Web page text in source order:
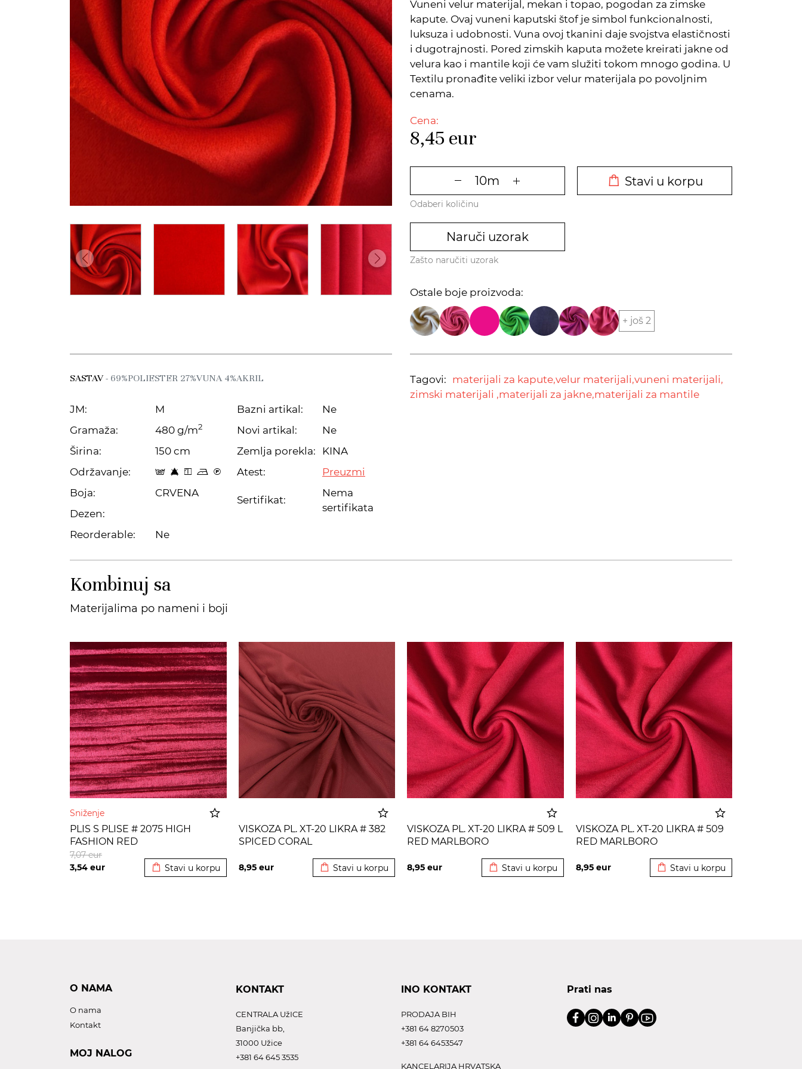
Vuneni velur materijal, mekan i topao, pogodan za zimske
kapute. Ovaj vuneni kaputski štof je simbol funkcionalnosti,
luksuza i udobnosti. Vuna ovoj tkanini daje svojstva elastičnosti
i dugotrajnosti. Pored zimskih kaputa možete kreirati jakne od
velura kao i mantile koji će vam služiti tokom mnogo godina. U
Textilu pronađite veliki izbor velur materijala po povoljnim
cenama.
Cena:
8,45 eur
Stavi u korpu
Odaberi količinu
Naruči uzorak
Zašto naručiti uzorak
Ostale boje proizvoda:
+ još 2
SASTAV- 69%POLIESTER 27%VUNA 4%AKRIL
JM:
M
Gramaža:
480 g/m2
Širina:
150 cm
Održavanje:
s 8 y o C
Boja:
CRVENA
Dezen:
Reorderable:
Ne
Bazni artikal:
Ne
Novi artikal:
Ne
Zemlja porekla:
KINA
Atest:
Preuzmi
Sertifikat:
Nema
sertifikata
Tagovi: materijali za kapute,velur materijali,vuneni materijali,
zimski materijali ,materijali za jakne,materijali za mantile
Kombinuj sa
Materijalima po nameni i boji
Sniženje
PLIS S PLISE # 2075 HIGH
FASHION RED
3,54 eur
7,07eur
Stavi u korpu
VISKOZA PL. XT-20 LIKRA # 382
SPICED CORAL
8,95 eur Stavi u korpu
VISKOZA PL. XT-20 LIKRA # 509 L
RED MARLBORO
8,95 eur Stavi u korpu
VISKOZA PL. XT-20 LIKRA # 509
RED MARLBORO
8,95 eur Stavi u korpu
O NAMA
O nama
Kontakt
MOJ NALOG
KONTAKT
CENTRALA UžICE
Banjička bb,
31000 Užice
+381 64 645 3535
INO KONTAKT
PRODAJA BIH
+381 64 8270503
+381 64 6453547
KANCELARIJA HRVATSKA
Prati nas